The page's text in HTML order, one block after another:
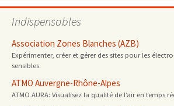
Indispensables
Association Zones Blanches (AZB)
Expérimenter, créer et gérer des sites pour les
sensibles.
ATMO Auvergne-Rhône-Alpes
ATMO AURA: Visualisez la qualité de l’air en temps